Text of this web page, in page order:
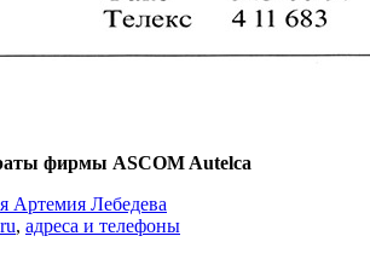
фирмы ASCOM Autelca
Артемия Лебедева
, адреса и телефоны